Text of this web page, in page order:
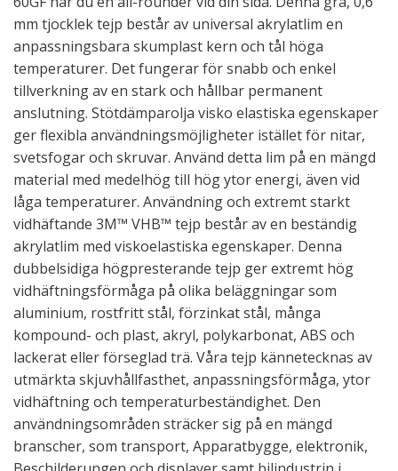
mm tjocklek tejp består av universal akrylatlim en
anpassningsbara skumplast kern och tål höga
temperaturer. Det fungerar för snabb och enkel
tillverkning av en stark och hållbar permanent
anslutning. Stötdämparolja visko elastiska egenskaper
ger flexibla användningsmöjligheter istället för nitar,
svetsfogar och skruvar. Använd detta lim på en mängd
material med medelhög till hög ytor energi, även vid
låga temperaturer. Användning och extremt starkt
vidhäftande 3M™ VHB™ tejp består av en beständig
akrylatlim med viskoelastiska egenskaper. Denna
dubbelsidiga högpresterande tejp ger extremt hög
vidhäftningsförmåga på olika beläggningar som
aluminium, rostfritt stål, förzinkat stål, många
kompound- och plast, akryl, polykarbonat, ABS och
lackerat eller förseglad trä. Våra tejp kännetecknas av
utmärkta skjuvhållfasthet, anpassningsförmåga, ytor
vidhäftning och temperaturbeständighet. Den
användningsområden sträcker sig på en mängd
branscher, som transport, Apparatbygge, elektronik,